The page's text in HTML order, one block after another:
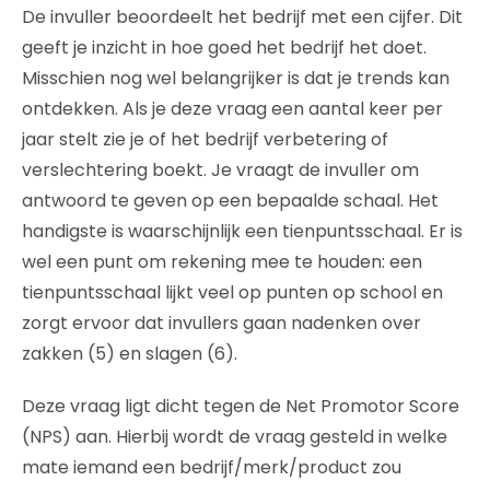
De invuller beoordeelt het bedrijf met een cijfer. Dit
geeft je inzicht in hoe goed het bedrijf het doet.
Misschien nog wel belangrijker is dat je trends kan
ontdekken. Als je deze vraag een aantal keer per
jaar stelt zie je of het bedrijf verbetering of
verslechtering boekt. Je vraagt de invuller om
antwoord te geven op een bepaalde schaal. Het
handigste is waarschijnlijk een tienpuntsschaal. Er is
wel een punt om rekening mee te houden: een
tienpuntsschaal lijkt veel op punten op school en
zorgt ervoor dat invullers gaan nadenken over
zakken (5) en slagen (6).
Deze vraag ligt dicht tegen de Net Promotor Score
(NPS) aan. Hierbij wordt de vraag gesteld in welke
mate iemand een bedrijf/merk/product zou